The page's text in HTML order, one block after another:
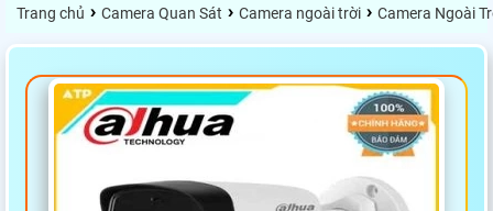
Trang chủ › Camera Quan Sát › Camera ngoài trời › Camera Ngoài